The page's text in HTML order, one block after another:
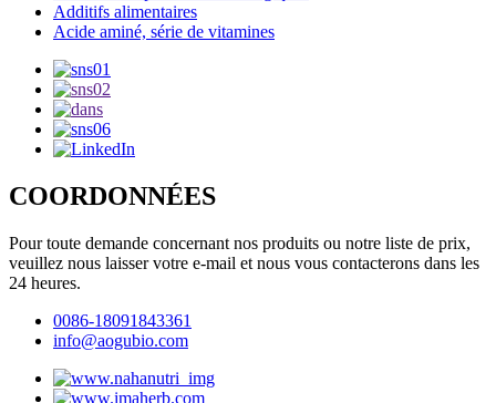
Additifs alimentaires
Acide aminé, série de vitamines
COORDONNÉES
Pour toute demande concernant nos produits ou notre liste de prix,
veuillez nous laisser votre e-mail et nous vous contacterons dans les
24 heures.
0086-18091843361
info@aogubio.com